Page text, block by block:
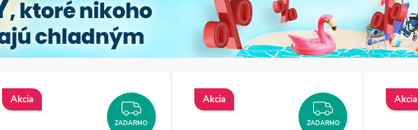
Akcia
ZADARMO
ZADARMO
Akcia
ZADARMO
ZADARMO
Akcia